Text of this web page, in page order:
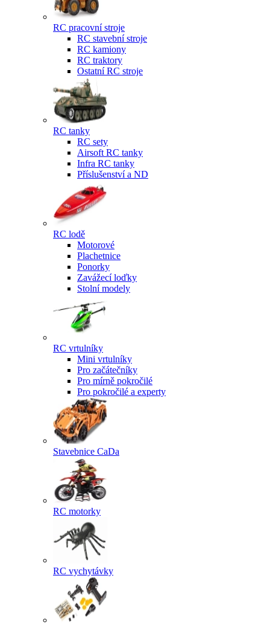
RC pracovní stroje
RC stavební stroje
RC kamiony
RC traktory
Ostatní RC stroje
RC tanky
RC sety
Airsoft RC tanky
Infra RC tanky
Příslušenství a ND
RC lodě
Motorové
Plachetnice
Ponorky
Zavážecí loďky
Stolní modely
RC vrtulníky
Mini vrtulníky
Pro začátečníky
Pro mírně pokročilé
Pro pokročilé a experty
Stavebnice CaDa
RC motorky
RC vychytávky